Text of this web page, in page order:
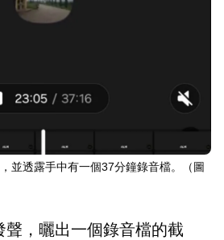
並透露手中有一個37分鐘錄音檔。（圖
聲，曬出一個錄音檔的截